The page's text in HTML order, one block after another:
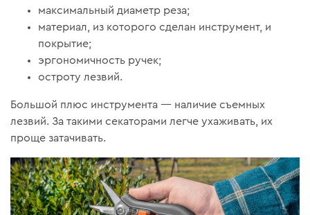
максимальный диаметр реза;
материал, из которого сделан инструмент, и
покрытие;
эргономичность ручек;
остроту лезвий.
Большой плюс инструмента — наличие съемных
лезвий. За такими секаторами легче ухаживать, их
проще затачивать.